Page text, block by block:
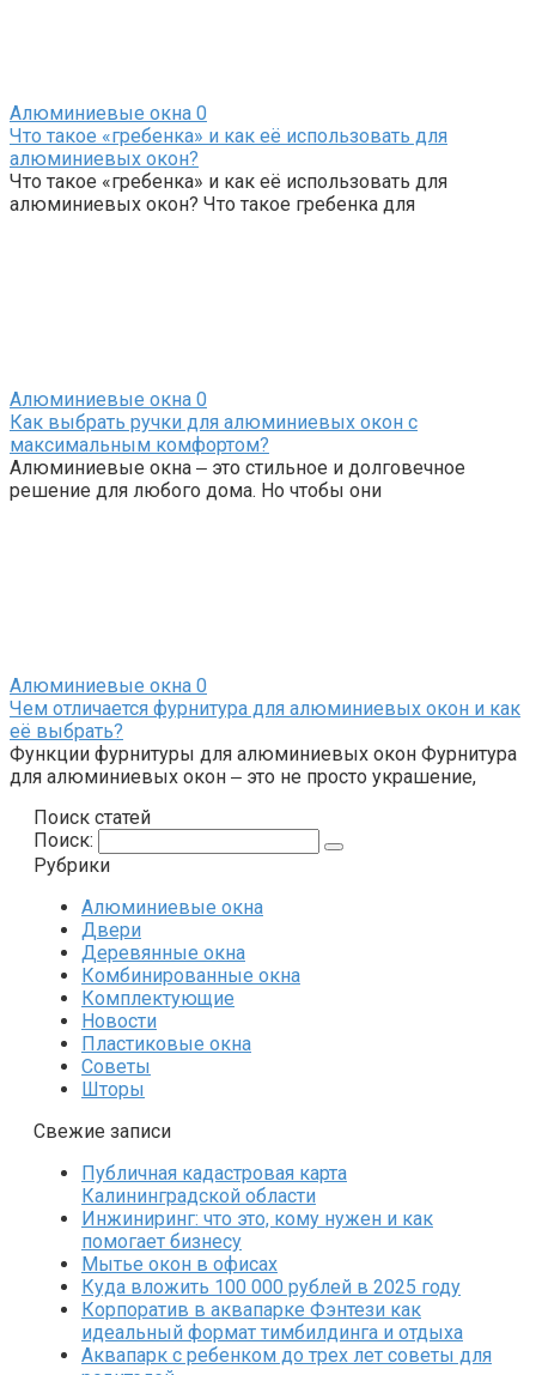
Алюминиевые окна 0
Что такое «гребенка» и как её использовать для
алюминиевых окон?
Что такое «гребенка» и как её использовать для
алюминиевых окон? Что такое гребенка для
Алюминиевые окна 0
Как выбрать ручки для алюминиевых окон с
максимальным комфортом?
Алюминиевые окна ‒ это стильное и долговечное
решение для любого дома. Но чтобы они
Алюминиевые окна 0
Чем отличается фурнитура для алюминиевых окон и как
её выбрать?
Функции фурнитуры для алюминиевых окон Фурнитура
для алюминиевых окон ‒ это не просто украшение,
Поиск статей
Поиск:
Рубрики
Алюминиевые окна
Двери
Деревянные окна
Комбинированные окна
Комплектующие
Новости
Пластиковые окна
Советы
Шторы
Свежие записи
Публичная кадастровая карта
Калининградской области
Инжиниринг: что это, кому нужен и как
помогает бизнесу
Мытье окон в офисах
Куда вложить 100 000 рублей в 2025 году
Корпоратив в аквапарке Фэнтези как
идеальный формат тимбилдинга и отдыха
Аквапарк с ребенком до трех лет советы для